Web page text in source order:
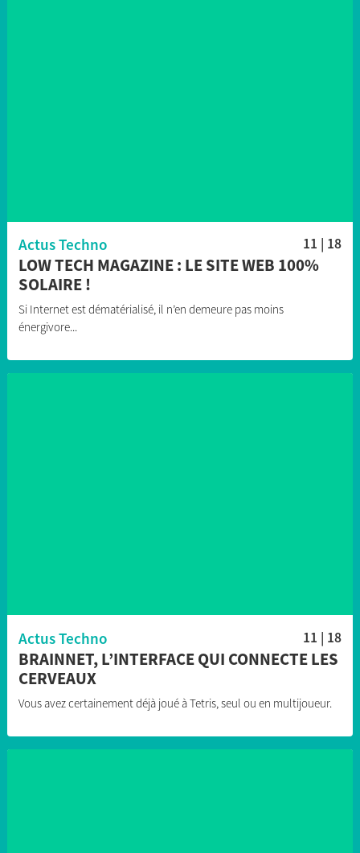
Actus Techno 11 | 18
LOW TECH MAGAZINE : LE SITE WEB 100%
SOLAIRE !
Si Internet est dématérialisé, il n’en demeure pas moins
énergivore...
Actus Techno 11 | 18
BRAINNET, L’INTERFACE QUI CONNECTE LES
CERVEAUX
Vous avez certainement déjà joué à Tetris, seul ou en multijoueur.